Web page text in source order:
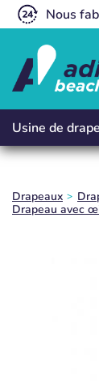
Nous
Usine de
Drapeaux
Drapeau avec